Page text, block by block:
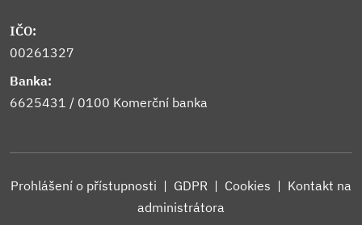
IČO:
00261327
Banka:
6625431 / 0100 Komerční banka
Prohlášení o přístupnosti | GDPR | Cookies | Kontakt na
administrátora